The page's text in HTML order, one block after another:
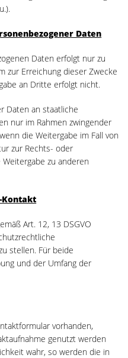
Daten
Daten erfolgt nur zu
zur Erreichung dieser Zwecke
an Dritte erfolgt nicht.
Daten an staatliche
nur im Rahmen zwingender
die Weitergabe im Fall von
zur Rechts- oder
zu anderen
Art. 12, 13 DSGVO
stellen. Für beide
und der Umfang der
vorhanden,
genutzt werden
wahr, so werden die in